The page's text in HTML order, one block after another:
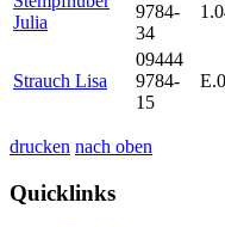
Julia
9784-
34
Strauch Lisa
09444
9784-
15
drucken nach oben
Quicklinks